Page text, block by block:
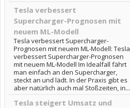
Tesla verbessert
Supercharger-Prognosen mit
neuem ML-Modell
Tesla verbessert Supercharger-
Prognosen mit neuem ML-Modell: Tesla
verbessert Supercharger-Prognosen
mit neuem ML-Modell Im Idealfall fährt
man einfach an den Supercharger,
steckt an und lädt. In der Praxis gibt es
aber natürlich auch mal Stoßzeiten, in...
Tesla steigert Umsatz und